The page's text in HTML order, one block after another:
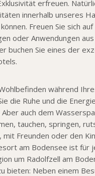
erfreuen.
innerhalb unseres
Freuen Sie sich auf
oder Anwendungen
buchen Sie eines der
während
die Ruhe und die
auch dem
tauchen, springen,
Freunden oder den
am Bodensee ist für
um Radolfzell am
bieten: Neben einem